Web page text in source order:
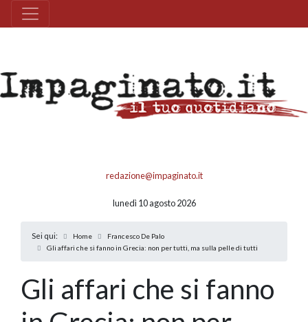
redazione@impaginato.it
lunedì 10 agosto 2026
Sei qui: Home
Francesco De Palo
Gli affari che si fanno in Grecia: non per tutti, ma sulla pelle di tutti
Gli affari che si fanno